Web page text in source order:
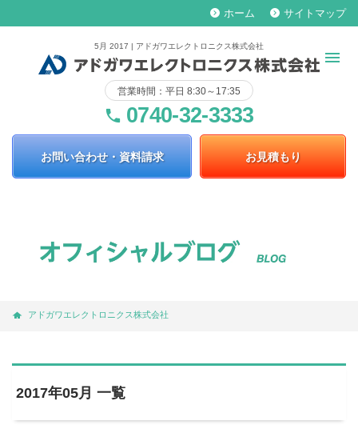
keyboard_arrow_right ホーム keyboard_arrow_right サイトマップ
5月 2017 | アドガワエレクトロニクス株式会社
営業時間：平日 8:30～17:35
phone 0740-32-3333
お問い合わせ・資料請求 お見積もり
アドガワエレクトロニクス株式会社
2017年05月 一覧